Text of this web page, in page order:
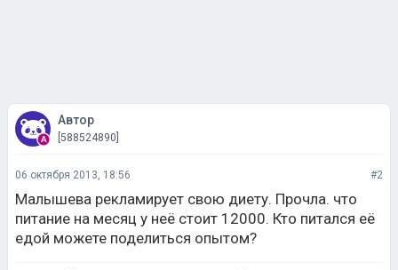
Автор
[588524890]
06 октября 2013, 18:56 #2
Малышева рекламирует свою диету. Прочла. что
питание на месяц у неё стоит 12000. Кто питался её
едой можете поделиться опытом?